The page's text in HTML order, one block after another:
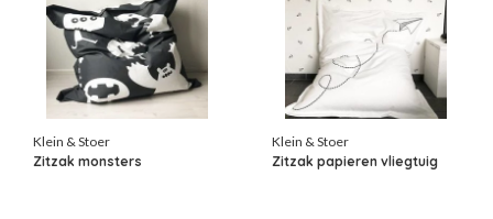
Klein & Stoer
Zitzak monsters
Klein & Stoer
Zitzak papieren vliegtuig